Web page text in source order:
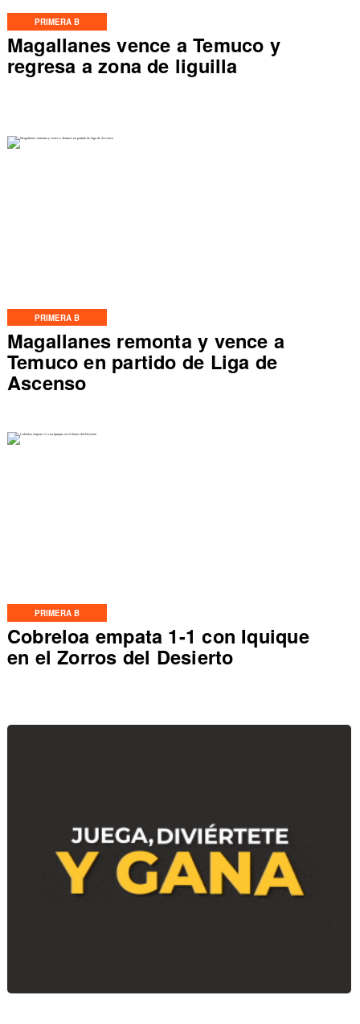
PRIMERA B
Magallanes vence a Temuco y
regresa a zona de liguilla
PRIMERA B
Magallanes remonta y vence a
Temuco en partido de Liga de
Ascenso
PRIMERA B
Cobreloa empata 1-1 con Iquique
en el Zorros del Desierto